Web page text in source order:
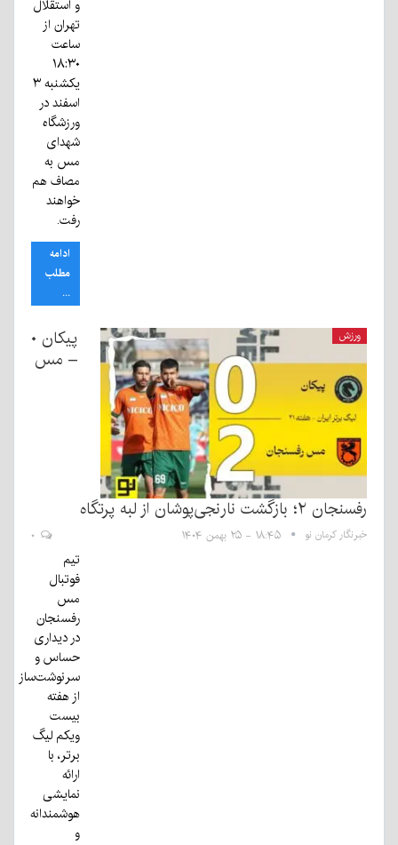
و استقلال
تهران از
ساعت
۱۸:۳۰
یکشنبه ۳
اسفند در
ورزشگاه
شهدای
مس به
مصاف هم
خواهند
رفت.
ادامه
مطلب
...
ورزش
پیکان ۰
– مس
رفسنجان ۲؛ بازگشت نارنجی‌پوشان از لبه پرتگاه
خبرنگار کرمان نو ۱۸:۴۵ - ۲۵ بهمن ۱۴۰۴
تیم
فوتبال
مس
رفسنجان
در دیداری
حساس و
سرنوشت‌ساز
از هفته
بیست
ویکم لیگ
برتر، با
ارائه
نمایشی
هوشمندانه
و